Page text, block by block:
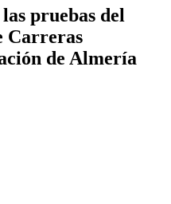
pruebas del
Carreras
de Almería